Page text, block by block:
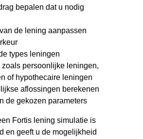
bepalen dat u nodig
de lening aanpassen
types leningen
persoonlijke leningen,
of hypothecaire leningen
aflossingen berekenen
de gekozen parameters
Fortis lening simulatie is
en geeft u de mogelijkheid